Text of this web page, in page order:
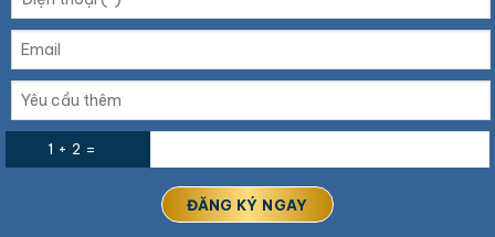
1 + 2 =